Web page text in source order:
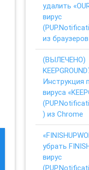
удалить
вирус
из браузеров
(ВЫЛЕЧЕНО)
Инструкция
вируса
) из Chrome
убрать
вирус